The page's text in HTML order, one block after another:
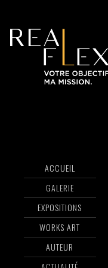
ACCUEIL
GALERIE
EXPOSITIONS
WORKS ART
AUTEUR